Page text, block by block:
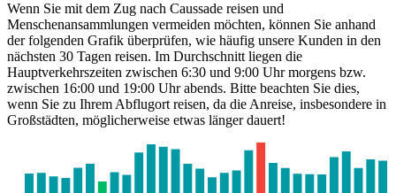
Wenn Sie mit dem Zug nach Caussade reisen und
Menschenansammlungen vermeiden möchten, können Sie anhand
der folgenden Grafik überprüfen, wie häufig unsere Kunden in den
nächsten 30 Tagen reisen. Im Durchschnitt liegen die
Hauptverkehrszeiten zwischen 6:30 und 9:00 Uhr morgens bzw.
zwischen 16:00 und 19:00 Uhr abends. Bitte beachten Sie dies,
wenn Sie zu Ihrem Abflugort reisen, da die Anreise, insbesondere in
Großstädten, möglicherweise etwas länger dauert!